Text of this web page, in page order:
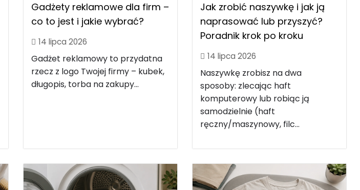
Gadżety reklamowe dla firm –
co to jest i jakie wybrać?
14 lipca 2026
Gadżet reklamowy to przydatna
rzecz z logo Twojej firmy – kubek,
długopis, torba na zakupy...
Jak zrobić naszywkę i jak ją
naprasować lub przyszyć?
Poradnik krok po kroku
14 lipca 2026
Naszywkę zrobisz na dwa
sposoby: zlecając haft
komputerowy lub robiąc ją
samodzielnie (haft
ręczny/maszynowy, filc...